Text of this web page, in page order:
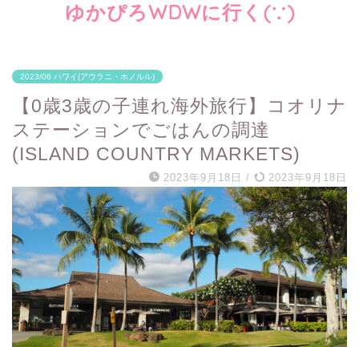
ゆかぴろWDWに行く(∵)
2023/06 ハワイ(アウラニ・ホノルル)
【0歳3歳の子連れ海外旅行】コオリナ
ステーションでごはんの調達
(ISLAND COUNTRY MARKETS)
2023年9月18日 / 2023年9月18日